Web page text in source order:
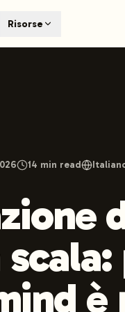
engines like
hours.
Risorse
14 min read
è